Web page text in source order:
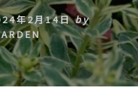
年2月14日 by